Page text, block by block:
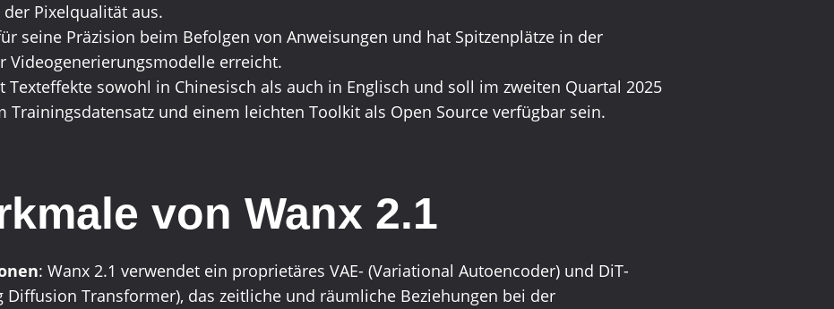
Pixelqualität aus.
seine Präzision beim Befolgen von Anweisungen und hat Spitzenplätze in der
Videogenerierungsmodelle erreicht.
Texteffekte sowohl in Chinesisch als auch in Englisch und soll im zweiten Quartal 2025
Trainingsdatensatz und einem leichten Toolkit als Open Source verfügbar sein.
von Wanx 2.1
: Wanx 2.1 verwendet ein proprietäres VAE- (Variational Autoencoder) und DiT-
Diffusion Transformer), das zeitliche und räumliche Beziehungen bei der